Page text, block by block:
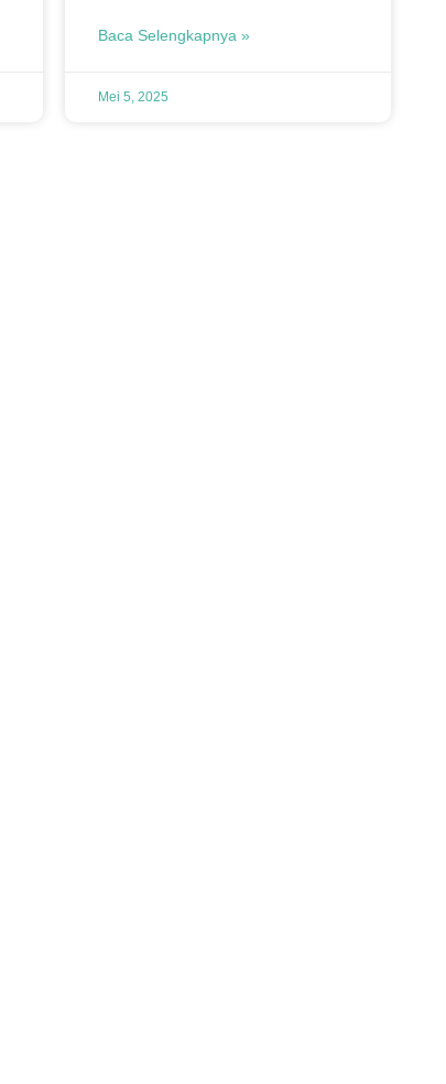
Baca Selengkapnya »
Mei 5, 2025